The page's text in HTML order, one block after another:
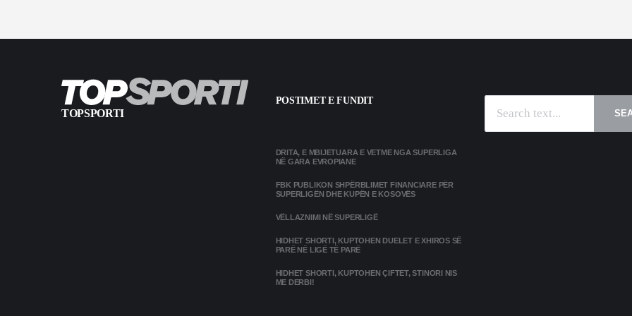
TOPSPORTI
POSTIMET E FUNDIT
DRITA, E MBIJETUARA E VETME NGA SUPERLIGA
NË GARA EVROPIANE
FBK PUBLIKON SHPËRBLIMET FINANCIARE PËR
SUPERLIGËN DHE KUPËN E KOSOVËS
VËLLAZNIMI NË SUPERLIGË
HIDHET SHORTI, KUPTOHEN DUELET E XHIROS SË
PARË NË LIGË TË PARË
HIDHET SHORTI, KUPTOHEN ÇIFTET, STINORI NIS
ME DERBI!